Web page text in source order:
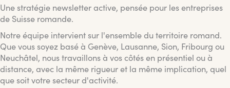
Une stratégie newsletter active, pensée pour les entreprises
de Suisse romande.
Notre équipe intervient sur l'ensemble du territoire romand.
Que vous soyez basé à Genève, Lausanne, Sion, Fribourg ou
Neuchâtel, nous travaillons à vos côtés en présentiel ou à
distance, avec la même rigueur et la même implication, quel
que soit votre secteur d'activité.